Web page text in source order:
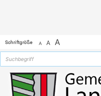
Schriftgröße A A A